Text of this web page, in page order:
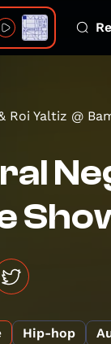
Roi Yaltiz @
Hip-hop